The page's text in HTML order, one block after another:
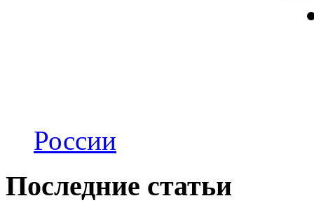
России
Последние статьи